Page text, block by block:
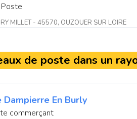
MILLET - 45570, OUZOUER SUR LOIRE
de poste dans un
Dampierre En Burly
commerçant